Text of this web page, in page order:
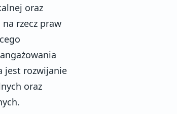
oraz
rzecz praw
jest rozwijanie
oraz